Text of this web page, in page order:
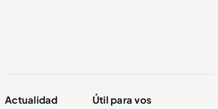
Actualidad Útil para vos